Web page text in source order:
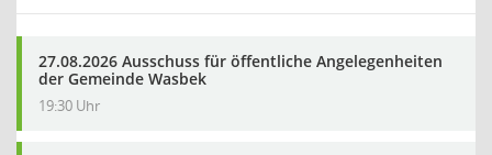
27.08.2026 Ausschuss für öffentliche Angelegenheiten
der Gemeinde Wasbek
19:30 Uhr